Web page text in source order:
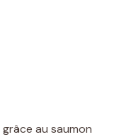
grâce au saumon